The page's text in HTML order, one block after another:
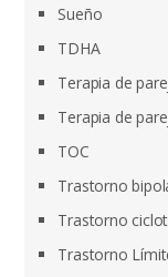
Sueño
TDHA
Terapia de
Terapia de
TOC
Trastorno
Trastorno
Trastorno